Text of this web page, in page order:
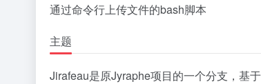
通过命令行上传文件的bash脚本
主题
Jirafeau是原Jyraphe项目的一个分支，基